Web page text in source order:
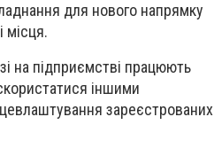
для нового напрямку
місця.
на підприємстві працюють
іншими
зареєстрованих